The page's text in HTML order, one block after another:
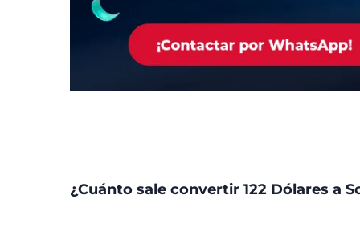
¿Cuánto sale convertir 122 Dólares a